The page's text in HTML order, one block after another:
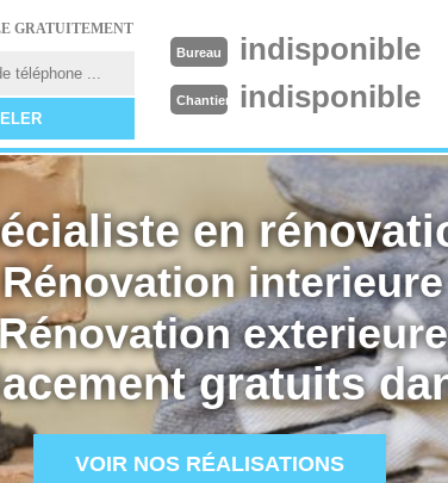
GRATUITEMENT
Bureau indisponible
Chantier indisponible
en
interieure
exterieure
gratuits
VOIR NOS RÉALISATIONS